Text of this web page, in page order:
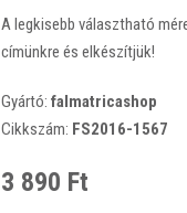
A legkisebb választható
címünkre és elkészítjük!
Gyártó: falmatricashop
Cikkszám: FS2016-1567
3 890 Ft